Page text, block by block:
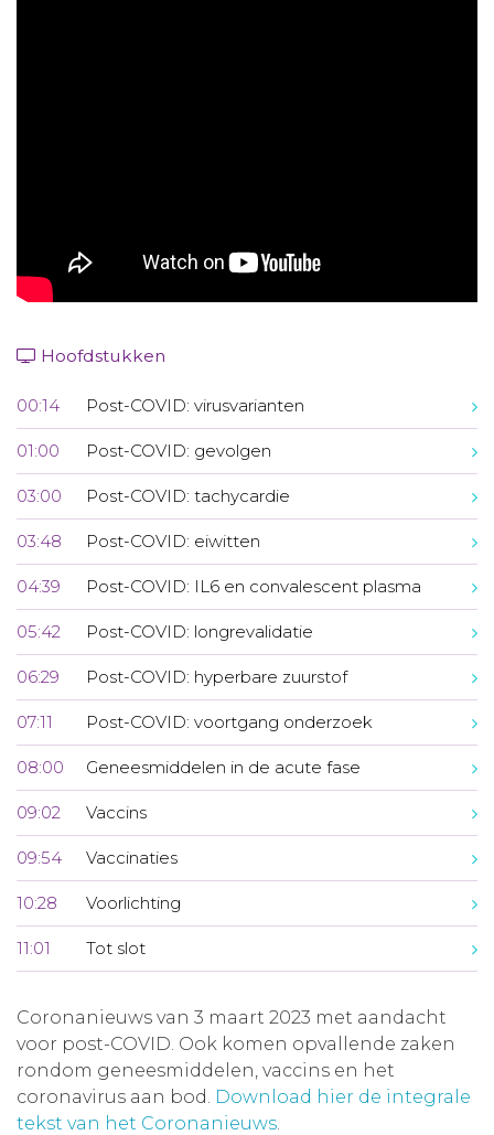
Hoofdstukken
00:14 Post-COVID: virusvarianten
01:00 Post-COVID: gevolgen
03:00 Post-COVID: tachycardie
03:48 Post-COVID: eiwitten
04:39 Post-COVID: IL6 en convalescent plasma
05:42 Post-COVID: longrevalidatie
06:29 Post-COVID: hyperbare zuurstof
07:11 Post-COVID: voortgang onderzoek
08:00 Geneesmiddelen in de acute fase
09:02 Vaccins
09:54 Vaccinaties
10:28 Voorlichting
11:01 Tot slot
Coronanieuws van 3 maart 2023 met aandacht
voor post-COVID. Ook komen opvallende zaken
rondom geneesmiddelen, vaccins en het
coronavirus aan bod. Download hier de integrale
tekst van het Coronanieuws.